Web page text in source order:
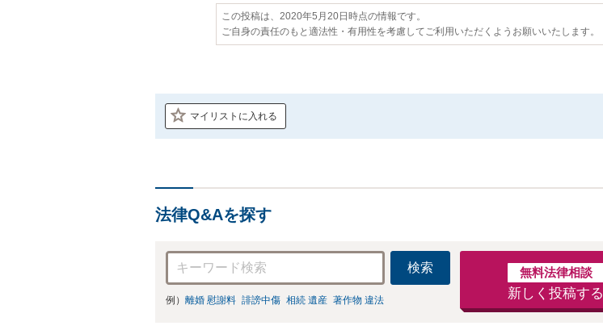
この投稿は、2020年5月20日時点の情報です。
ご自身の責任のもと適法性・有用性を考慮してご利用いただくようお願いいたします。
マイリストに入れる
法律Q&Aを探す
検索
例） 離婚 慰謝料 誹謗中傷 相続 遺産 著作物 違法
無料法律相談
新しく投稿する